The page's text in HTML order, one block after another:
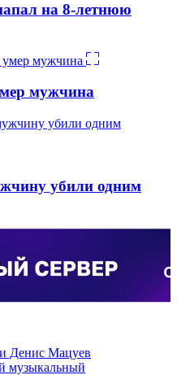
на 8-летнюю
мужчина
убили одним